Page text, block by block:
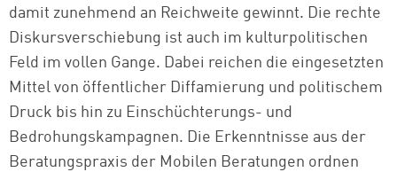
damit zunehmend an Reichweite gewinnt. Die rechte
Diskursverschiebung ist auch im kulturpolitischen
Feld im vollen Gange. Dabei reichen die eingesetzten
Mittel von öffentlicher Diffamierung und politischem
Druck bis hin zu Einschüchterungs- und
Bedrohungskampagnen. Die Erkenntnisse aus der
Beratungspraxis der Mobilen Beratungen ordnen